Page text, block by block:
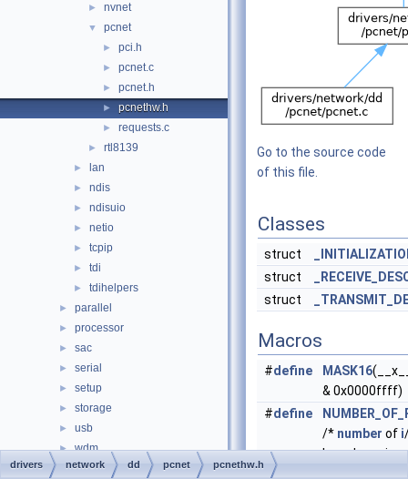
► nvnet
▼ pcnet
► pci.h
► pcnet.c
► pcnet.h
► pcnethw.h
► requests.c
► rtl8139
► lan
► ndis
► ndisuio
► netio
► tcpip
► tdi
► tdihelpers
► parallel
► processor
► sac
► serial
► setup
► storage
► usb
► wdm
► wmi
Go to the source code
of this file.
Classes
struct
struct
struct
Macros
#define MASK16
& 0x0000ffff)
#define
/* number of i
board
drivers network dd pcnet pcnethw.h